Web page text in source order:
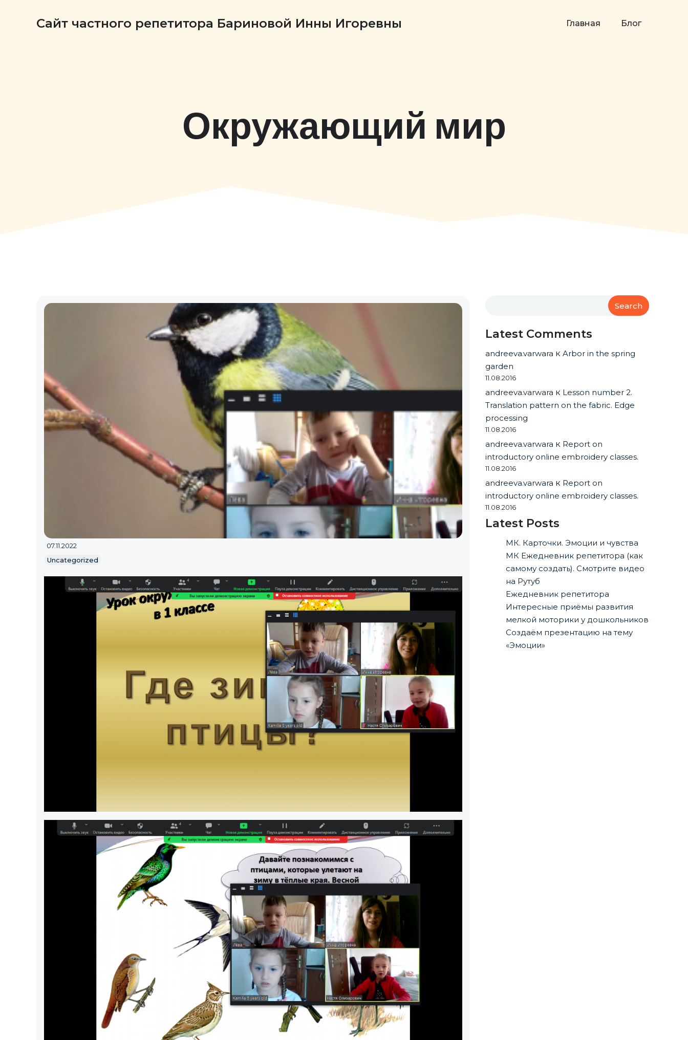
Сайт частного репетитора Бариновой Инны Игоревны Главная Блог
Окружающий мир
07.11.2022
Uncategorized
Search
Latest Comments
andreeva.varwara кArbor in the spring
garden
11.08.2016
andreeva.varwara к Lesson number 2.
Translation pattern on the fabric. Edge
processing
11.08.2016
andreeva.varwara к Report on
introductory online embroidery classes.
11.08.2016
andreeva.varwara к Report on
introductory online embroidery classes.
11.08.2016
Latest Posts
МК. Карточки. Эмоции и чувства
МК Ежедневник репетитора (как
самому создать). Смотрите видео
на Рутуб
Ежедневник репетитора
Интересные приёмы развития
мелкой моторики у дошкольников
Создаём презентацию на тему
«Эмоции»